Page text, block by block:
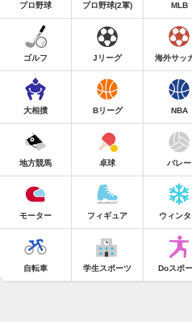
プロ野球 プロ野球(2軍) MLB
ゴルフ Jリーグ 海外サッ
大相撲 Bリーグ NBA
地方競馬 卓球 バレー
モーター フィギュア ウィン
自転車 学生スポーツ Doスポ